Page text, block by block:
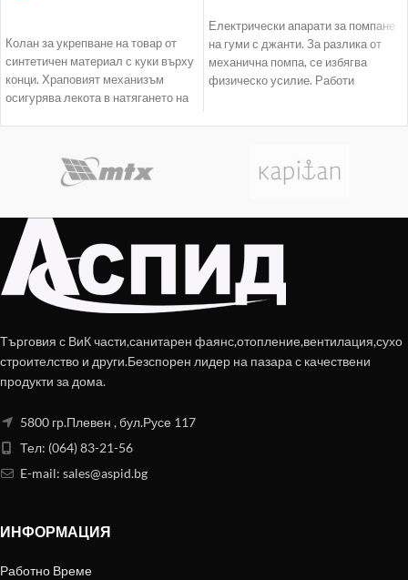
Колан за укрепване на товар от
синтетичен материал с куки върху
конци. Храповият механизъм
осигурява лекота в натягането на
Електрически апарати за помпане
на гуми с джанти. За разлика от
механична помпа, се избягва
физическо усилие. Работи
Търговия с ВиК части,санитарен фаянс,отопление,вентилация,сухо
строителство и други.Безспорен лидер на пазара с качествени
продукти за дома.
5800 гр.Плевен , бул.Русе 117
Тел: (064) 83-21-56
E-mail: sales@aspid.bg
ИНФОРМАЦИЯ
Работно Време